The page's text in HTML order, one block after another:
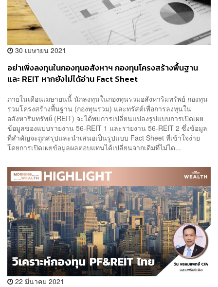
30 เมษายน 2021
อย่าเพิ่งลงทุนในกองทุนอสังหาฯ กองทุนโครงสร้างพื้นฐาน
และ REIT หากยังไม่ได้อ่าน Fact Sheet
ภายในเดือนเมษายนนี้ นักลงทุนในกองทุนรวมอสังหาริมทรัพย์ กองทุน
รวมโครงสร้างพื้นฐาน (กองทุนรวม) และทรัสต์เพื่อการลงทุนใน
อสังหาริมทรัพย์ (REIT) จะได้พบการเปลี่ยนแปลงรูปแบบการเปิดเผย
ข้อมูลของแบบรายงาน 56-REIT 1 และรายงาน 56-REIT 2 ซึ่งข้อมูล
ที่สำคัญจะถูกสรุปและนำเสนอเป็นรูปแบบ Fact Sheet ที่เข้าใจง่าย
โดยการเปิดเผยข้อมูลผลตอบแทนได้เปลี่ยนจากเดิมที่ไม่ได...
22 มีนาคม 2021